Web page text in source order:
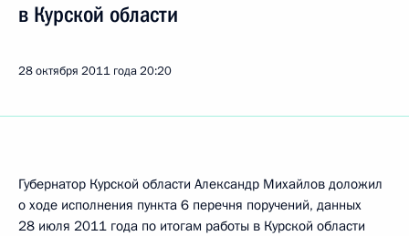
в Курской области
28 октября 2011 года20:20
Губернатор Курской области Александр Михайлов доложил
о ходе исполнения пункта 6 перечня поручений, данных
28 июля 2011 года по итогам работы в Курской области